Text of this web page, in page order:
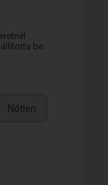
be.
Nőtlen